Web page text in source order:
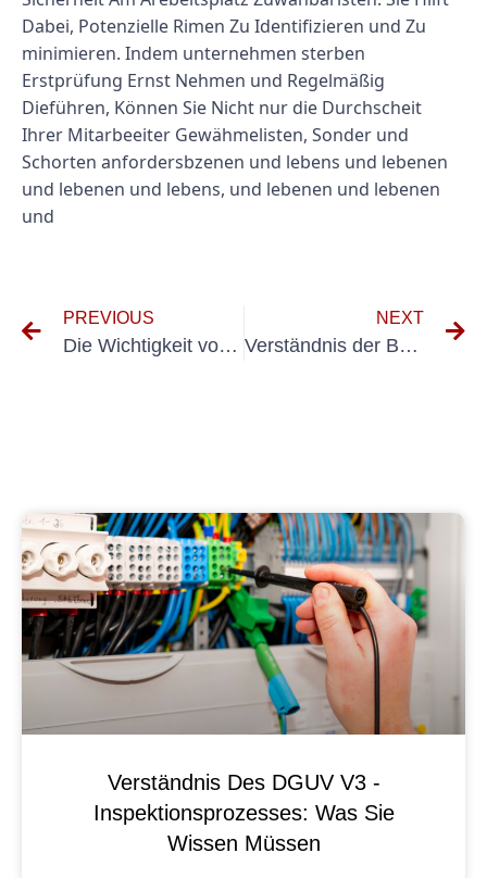
Dabei, Potenzielle Rimen Zu Identifizieren und Zu
minimieren. Indem unternehmen sterben
Erstprüfung Ernst Nehmen und Regelmäßig
Dieführen, Können Sie Nicht nur die Durchscheit
Ihrer Mitarbeeiter Gewähmelisten, Sonder und
Schorten anfordersbzenen und lebens und lebenen
und lebenen und lebens, und lebenen und lebenen
und
PREVIOUS
Die Wichtigkeit von UVV mehrfung Schulung: Sicherstellung der Sicherheit am Arbeitsplatz
NEXT
Verständnis der Bedeutung der Einhaltung von E-Check DGUV V3 für die Sicherheit am Arbeitsplatz
Verständnis Des DGUV V3 -
Inspektionsprozesses: Was Sie
Wissen Müssen